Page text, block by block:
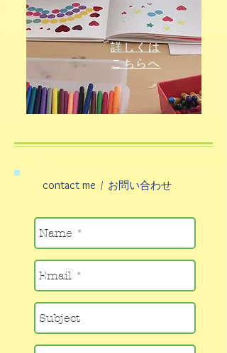
詳しくは
こちらへ
contact me / お問い合わせ